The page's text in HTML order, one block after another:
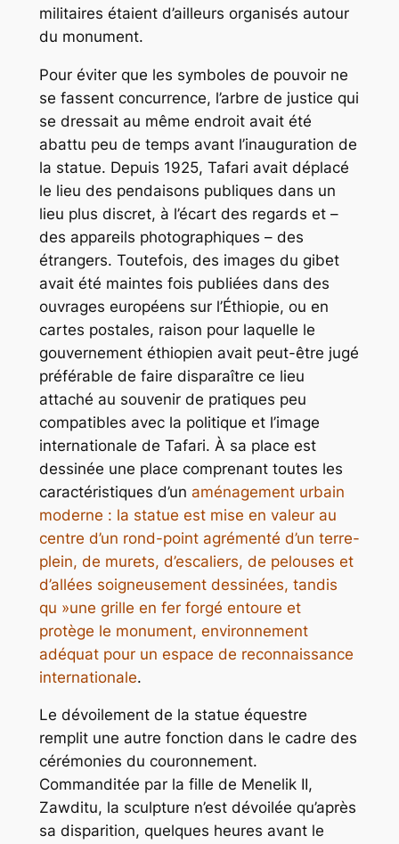
militaires étaient d’ailleurs organisés autour
du monument.
Pour éviter que les symboles de pouvoir ne
se fassent concurrence, l’arbre de justice qui
se dressait au même endroit avait été
abattu peu de temps avant l’inauguration de
la statue. Depuis 1925, Tafari avait déplacé
le lieu des pendaisons publiques dans un
lieu plus discret, à l’écart des regards et –
des appareils photographiques – des
étrangers. Toutefois, des images du gibet
avait été maintes fois publiées dans des
ouvrages européens sur l’Éthiopie, ou en
cartes postales, raison pour laquelle le
gouvernement éthiopien avait peut-être jugé
préférable de faire disparaître ce lieu
attaché au souvenir de pratiques peu
compatibles avec la politique et l’image
internationale de Tafari. À sa place est
dessinée une place comprenant toutes les
caractéristiques d’un aménagement urbain
moderne : la statue est mise en valeur au
centre d’un rond-point agrémenté d’un terre-
plein, de murets, d’escaliers, de pelouses et
d’allées soigneusement dessinées, tandis
qu »une grille en fer forgé entoure et
protège le monument, environnement
adéquat pour un espace de reconnaissance
internationale.
Le dévoilement de la statue équestre
remplit une autre fonction dans le cadre des
cérémonies du couronnement.
Commanditée par la fille de Menelik II,
Zawditu, la sculpture n’est dévoilée qu’après
sa disparition, quelques heures avant le